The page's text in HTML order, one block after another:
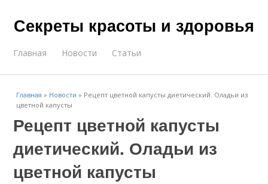
Секреты красоты и здоровья
Главная Новости Статьи
Главная » Новости » Рецепт цветной капусты диетический. Оладьи из
цветной капусты
Рецепт цветной капусты
диетический. Оладьи из
цветной капусты